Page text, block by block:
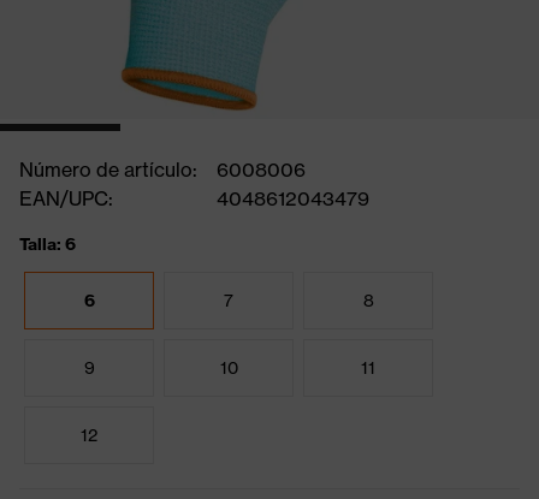
Número de artículo:
6008006
EAN/UPC:
4048612043479
Talla: 6
6 7 8
9 10 11
12